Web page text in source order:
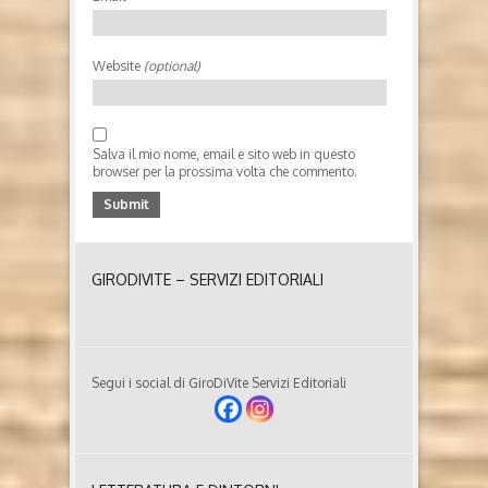
Website (optional)
Salva il mio nome, email e sito web in questo
browser per la prossima volta che commento.
GIRODIVITE – SERVIZI EDITORIALI
Segui i social di GiroDiVite Servizi Editoriali